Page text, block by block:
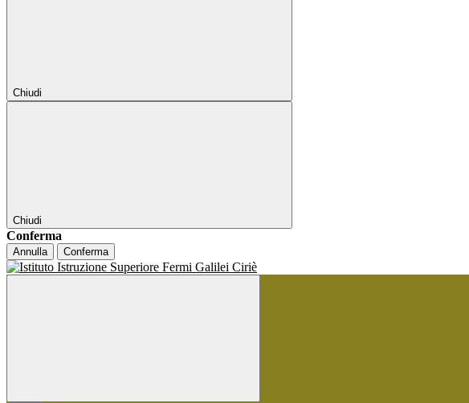
Chiudi
Chiudi
Conferma
Annulla Conferma